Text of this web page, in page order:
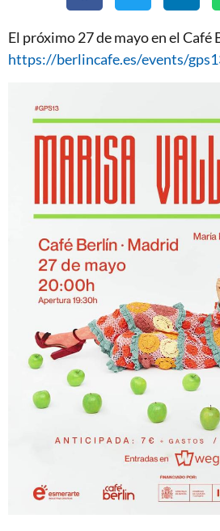
El próximo 27 de mayo en el
https://berlincafe.es/events/